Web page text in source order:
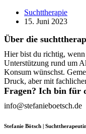
Suchttherapie
15. Juni 2023
Über die
Hier bist du richtig,
Unterstützung rund um
Konsum wünschst.
Druck, aber mit
Fragen? Ich bin für
info@stefanieboetsch.de
Stefanie Bötsch |